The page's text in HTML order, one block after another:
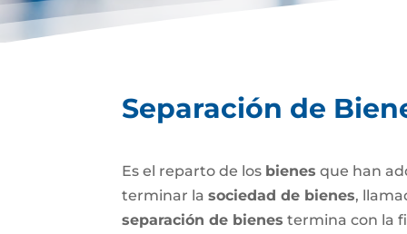
Separación de
Es el reparto de los bienes que han
terminar lasociedad de bienes,
separación de bienes termina con la